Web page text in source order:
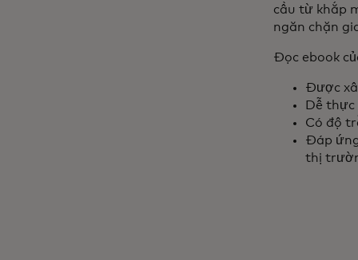
cầu từ khắp
ngăn chặn
Đọc ebook
Được
Dễ thực
Có độ
Đáp
thị